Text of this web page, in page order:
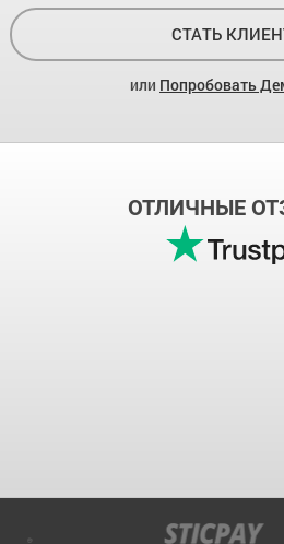
СТАТЬ
или Попробовать
ОТЛИЧНЫЕ